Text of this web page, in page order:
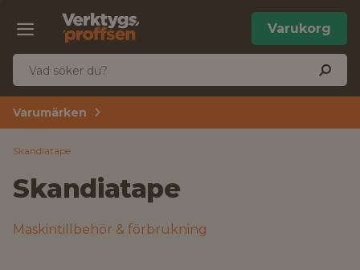
Varukorg
Varumärken
Skandiatape
Skandiatape
Maskintillbehör & förbrukning